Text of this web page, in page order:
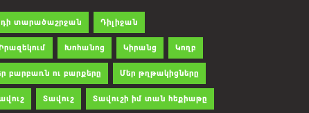
տարածաշրջան Դիլիջան
Իրազեկում Խոհանոց Կիրանց Կողբ
բարբառն ու բարքերը Մեր թղթակիցները
Տավուշ Տավուշի իմ տան հեքիաթը